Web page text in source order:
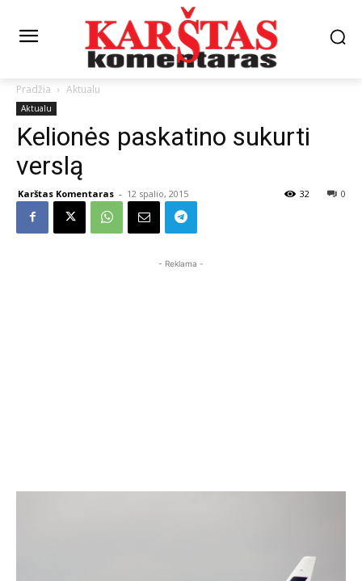
Pradžia Aktualu
Aktualu
Kelionės paskatino sukurti
verslą
Karštas Komentaras - 12 spalio, 2015 0
32
- Reklama -